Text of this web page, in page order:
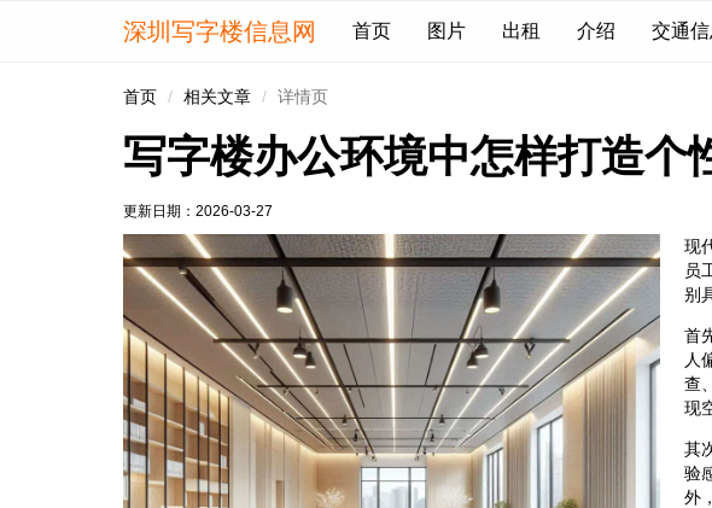
深圳写字楼信息网 首页 图片 出租 介绍 交通信
首页 相关文章 详情页
写字楼办公环境中怎样打造个
更新日期： 2026-03-27
现
员
别
首
人
查
现
其
验
外